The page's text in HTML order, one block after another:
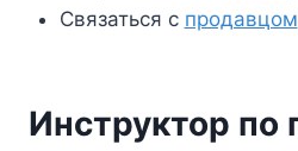
Связаться с продавцом
Инструктор по